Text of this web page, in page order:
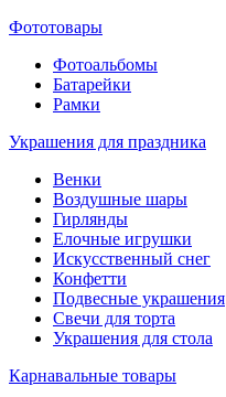
Фототовары
Фотоальбомы
Батарейки
Рамки
Украшения для праздника
Венки
Воздушные шары
Гирлянды
Елочные игрушки
Искусственный снег
Конфетти
Подвесные украшения
Свечи для торта
Украшения для стола
Карнавальные товары